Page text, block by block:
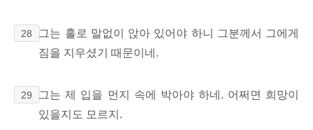
28
그는 홀로 말없이 앉아 있어야 하니 그분께서 그에게
짐을 지우셨기 때문이네.
29 그는 제 입을 먼지 속에 박아야 하네. 어쩌면 희망이
있을지도 모르지.